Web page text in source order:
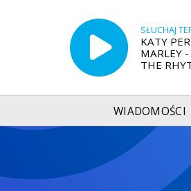
SŁUCHAJ
KATY
MARLEY
THE
WIADOMOŚCI